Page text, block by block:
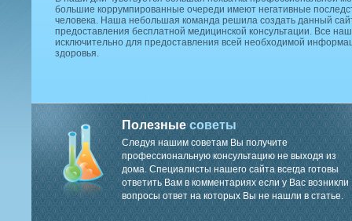
большие коррумпированные очереди имеют негативные
человека. Наша небольшая команда решила создать данный
предоставления бесплатной медицинской консультации. Все
исключительно для предоставления всей необходимой
здоровья.
Полезныесоветы
Следуя нашим советам Вы получите
профессиональную консультацию не выходя из
дома. Специалисты нашего сайта всегда готовы
ответить Вам в комментариях если у Вас возникли
вопросы ответ на которых Вы не нашли в статье.